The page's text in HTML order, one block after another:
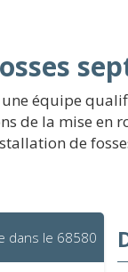
équipe
de la mise en
de
dans le 68580